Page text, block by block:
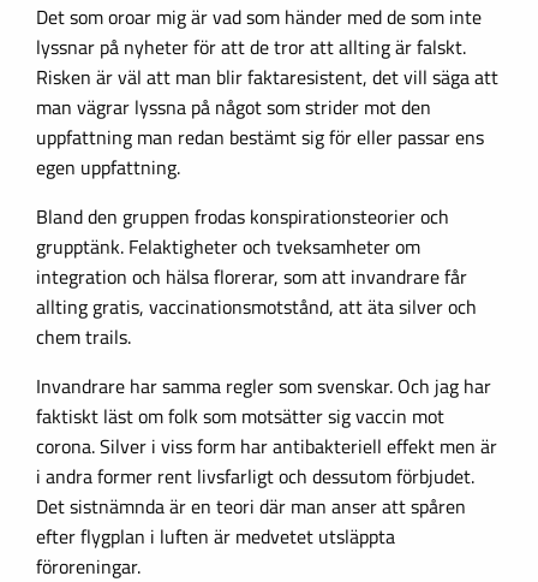
Det som oroar mig är vad som händer med de som inte
lyssnar på nyheter för att de tror att allting är falskt.
Risken är väl att man blir faktaresistent, det vill säga att
man vägrar lyssna på något som strider mot den
uppfattning man redan bestämt sig för eller passar ens
egen uppfattning.
Bland den gruppen frodas konspirationsteorier och
grupptänk. Felaktigheter och tveksamheter om
integration och hälsa florerar, som att invandrare får
allting gratis, vaccinationsmotstånd, att äta silver och
chem trails.
Invandrare har samma regler som svenskar. Och jag har
faktiskt läst om folk som motsätter sig vaccin mot
corona. Silver i viss form har antibakteriell effekt men är
i andra former rent livsfarligt och dessutom förbjudet.
Det sistnämnda är en teori där man anser att spåren
efter flygplan i luften är medvetet utsläppta
föroreningar.